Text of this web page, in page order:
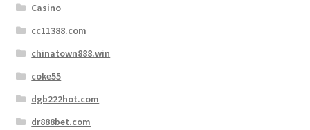
Casino
cc11388.com
chinatown888.win
coke55
dgb222hot.com
dr888bet.com